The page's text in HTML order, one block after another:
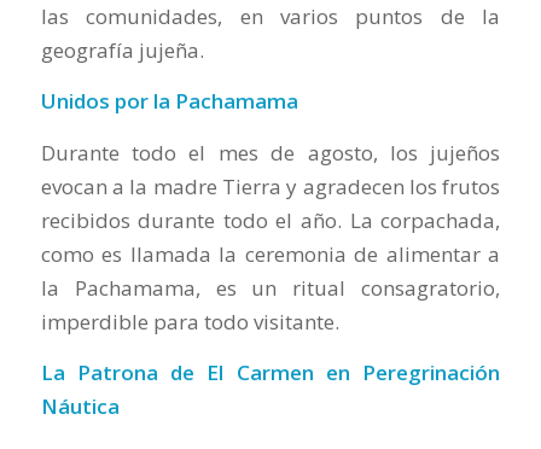
las comunidades, en varios puntos de la
geografía jujeña.
Unidos por la Pachamama
Durante todo el mes de agosto, los jujeños
evocan a la madre Tierra y agradecen los frutos
recibidos durante todo el año. La corpachada,
como es llamada la ceremonia de alimentar a
la Pachamama, es un ritual consagratorio,
imperdible para todo visitante.
La Patrona de El Carmen en Peregrinación
Náutica